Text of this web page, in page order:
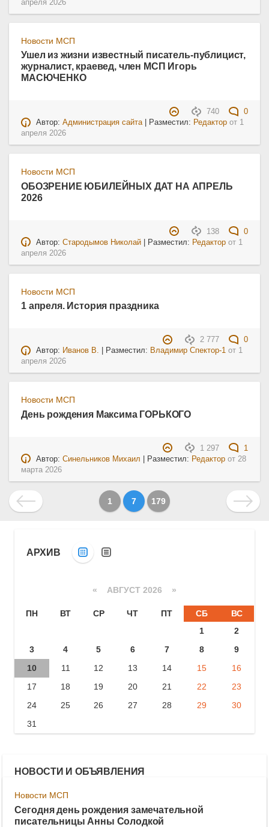
апреля 2026
Новости МСП
Ушел из жизни известный писатель-публицист,
журналист, краевед, член МСП Игорь
МАСЮЧЕНКО
740
0
Автор:Администрация сайта| Разместил: Редактор от 1
апреля 2026
Новости МСП
ОБОЗРЕНИЕ ЮБИЛЕЙНЫХ ДАТ НА АПРЕЛЬ
2026
138
0
Автор:Стародымов Николай | Разместил: Редактор от 1
апреля 2026
Новости МСП
1 апреля. История праздника
2 777
0
Автор: Иванов В. | Разместил: Владимир Спектор-1 от 1
апреля 2026
Новости МСП
День рождения Максима ГОРЬКОГО
1 297
1
Автор:Синельников Михаил | Разместил: Редактор от 28
марта 2026
1 7 179
АРХИВ
« АВГУСТ 2026 »
ПН ВТ СР ЧТ ПТ СБ
ВС
1
2
3
4 5 6 7 8
9
10
11 12 13 14 15
16
17
18 19 20 21 22
23
24
25 26 27 28 29
30
31
НОВОСТИ И ОБЪЯВЛЕНИЯ
Новости МСП
Сегодня день рождения замечательной
писательницы Анны Солодкой